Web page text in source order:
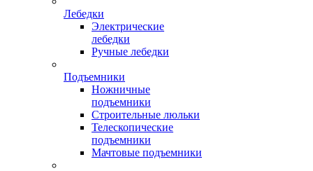
Лебедки
Электрические
лебедки
Ручные лебедки
Подъемники
Ножничные
подъемники
Строительные люльки
Телескопические
подъемники
Мачтовые подъемники